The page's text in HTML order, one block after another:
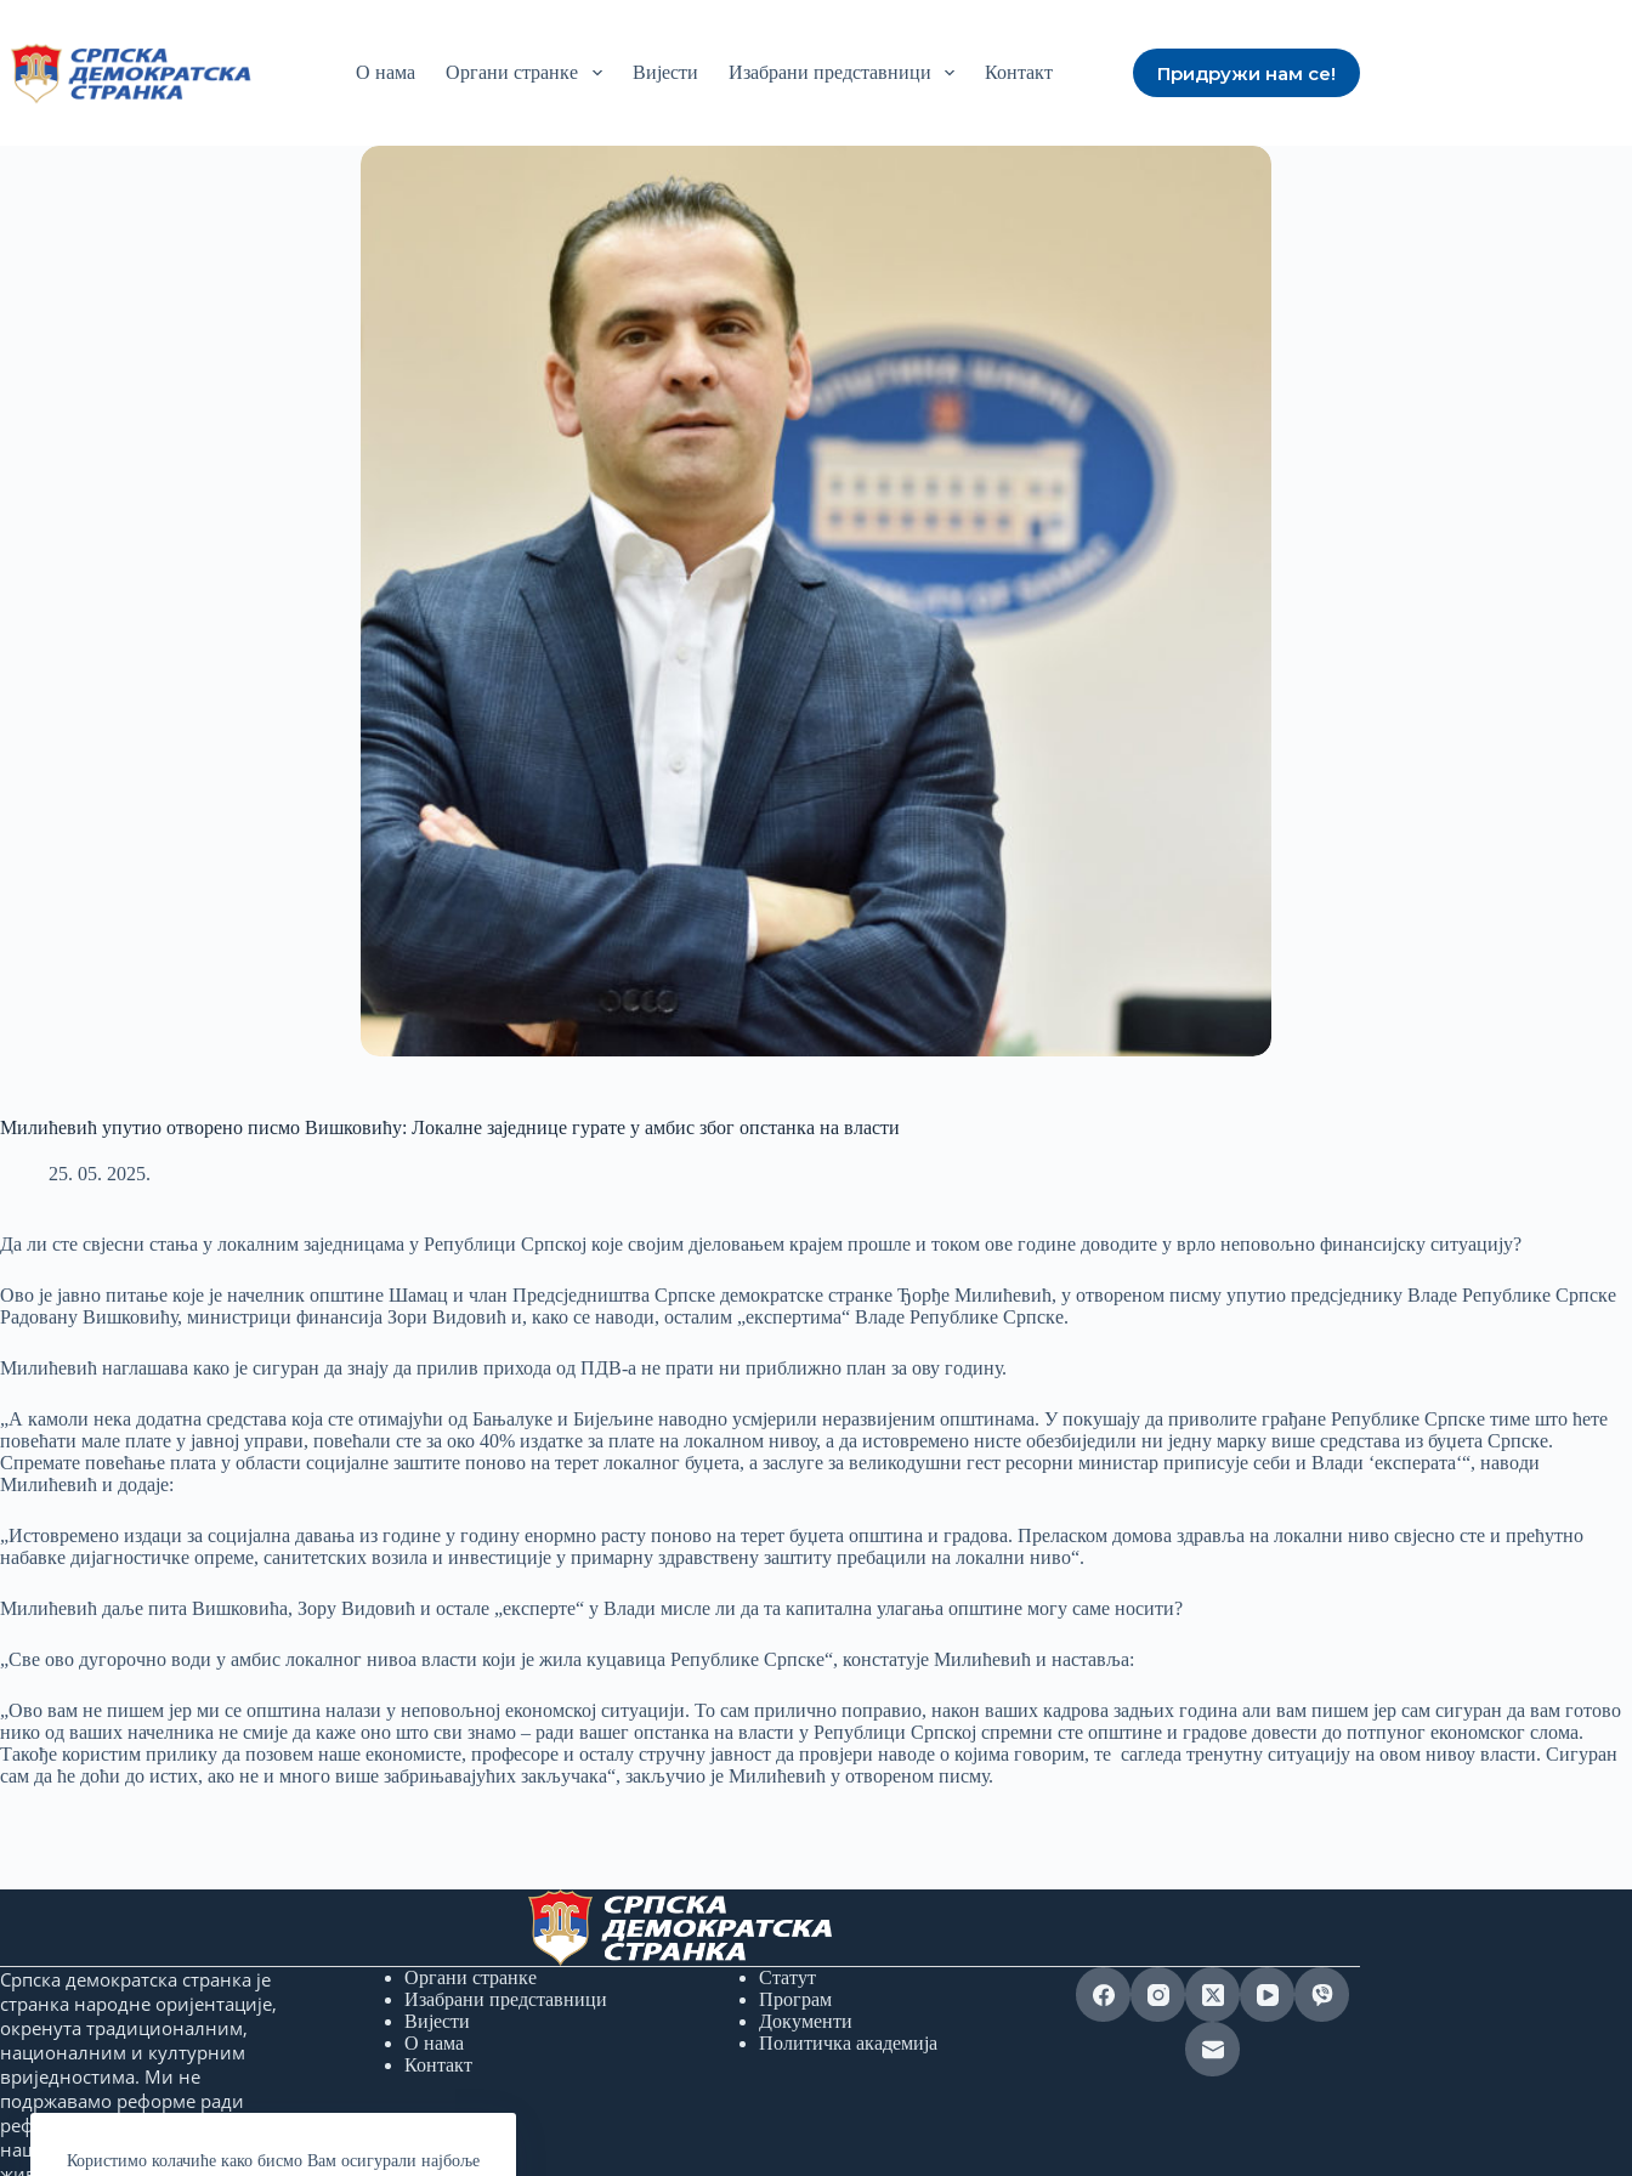
Користимо колачиће како бисмо Вам осигурали најбоље
О нама Органи странке Вијести Изабрани представници Контакт Придружи нам се!
Милићевић упутио отворено писмо Вишковићу: Локалне заједнице гурате у амбис због опстанка на власти
25. 05. 2025.
Да ли сте свјесни стања у локалним заједницама у Републици Српској које својим дјеловањем крајем прошле и током ове године доводите у врло неповољно финансијску ситуацију?
Ово је јавно питање које је начелник општине Шамац и члан Предсједништва Српске демократске странке Ђорђе Милићевић, у отвореном писму упутио предсједнику Владе Републике Српске
Радовану Вишковићу, министрици финансија Зори Видовић и, како се наводи, осталим „експертима“ Владе Републике Српске.
Милићевић наглашава како је сигуран да знају да прилив прихода од ПДВ-а не прати ни приближно план за ову годину.
„А камоли нека додатна средстава која сте отимајући од Бањалуке и Бијељине наводно усмјерили неразвијеним општинама. У покушају да приволите грађане Републике Српске тиме што ћете
повећати мале плате у јавној управи, повећали сте за око 40% издатке за плате на локалном нивоу, а да истовремено нисте обезбиједили ни једну марку више средстава из буџета Српске.
Спремате повећање плата у области социјалне заштите поново на терет локалног буџета, а заслуге за великодушни гест ресорни министар приписује себи и Влади ‘експерата‘“, наводи
Милићевић и додаје:
„Истовремено издаци за социјална давања из године у годину енормно расту поново на терет буџета општина и градова. Преласком домова здравља на локални ниво свјесно сте и прећутно
набавке дијагностичке опреме, санитетских возила и инвестиције у примарну здравствену заштиту пребацили на локални ниво“.
Милићевић даље пита Вишковића, Зору Видовић и остале „експерте“ у Влади мисле ли да та капитална улагања општине могу саме носити?
„Све ово дугорочно води у амбис локалног нивоа власти који је жила куцавица Републике Српске“, констатује Милићевић и наставља:
„Ово вам не пишем јер ми се општина налази у неповољној економској ситуацији. То сам прилично поправио, након ваших кадрова задњих година али вам пишем јер сам сигуран да вам готово
нико од ваших начелника не смије да каже оно што сви знамо – ради вашег опстанка на власти у Републици Српској спремни сте општине и градове довести до потпуног економског слома.
Такође користим прилику да позовем наше економисте, професоре и осталу стручну јавност да провјери наводе о којима говорим, те сагледа тренутну ситуацију на овом нивоу власти. Сигуран
сам да ће доћи до истих, ако не и много више забрињавајућих закључака“, закључио је Милићевић у отвореном писму.
Српска демократска странка је
странка народне оријентације,
окренута традиционалним,
националним и културним
вриједностима. Ми не
подржавамо реформе ради
реформи, него реформе које ће
нашем народу донијети бољи
Органи странке
Изабрани представници
Вијести
О нама
Контакт
Статут
Програм
Документи
Политичка академија